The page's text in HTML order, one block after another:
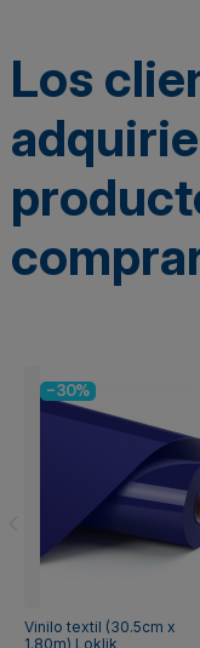
Los
-30%
Vinilo textil (30.5cm x
1.80m) Loklik